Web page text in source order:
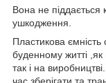
Вона не піддається
ушкодження.
Пластикова
буденному житті
так і на